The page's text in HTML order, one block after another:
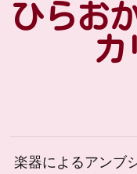
ひらお
カ
楽器によるアンブ